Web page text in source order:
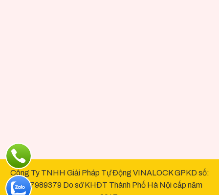
Công Ty TNHH Giải Pháp Tự Động VINALOCK GPKD số:
0107989379 Do sở KHĐT Thành Phố Hà Nội cấp năm